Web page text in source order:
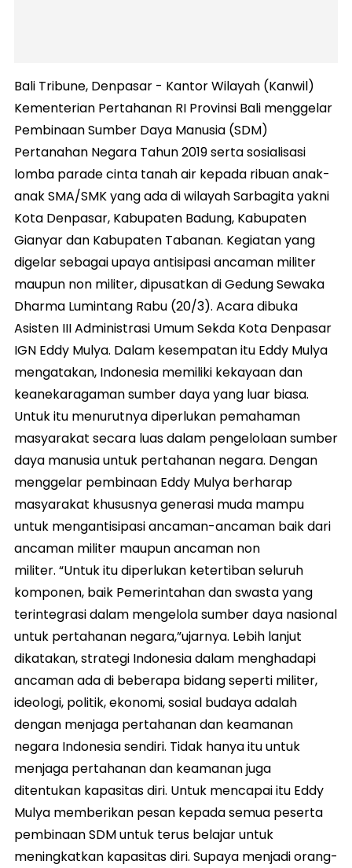
Bali Tribune, Denpasar - Kantor Wilayah (Kanwil)
Kementerian Pertahanan RI Provinsi Bali menggelar
Pembinaan Sumber Daya Manusia (SDM)
Pertanahan Negara Tahun 2019 serta sosialisasi
lomba parade cinta tanah air kepada ribuan anak-
anak SMA/SMK yang ada di wilayah Sarbagita yakni
Kota Denpasar, Kabupaten Badung, Kabupaten
Gianyar dan Kabupaten Tabanan. Kegiatan yang
digelar sebagai upaya antisipasi ancaman militer
maupun non militer, dipusatkan di Gedung Sewaka
Dharma Lumintang Rabu (20/3). Acara dibuka
Asisten III Administrasi Umum Sekda Kota Denpasar
IGN Eddy Mulya. Dalam kesempatan itu Eddy Mulya
mengatakan, Indonesia memiliki kekayaan dan
keanekaragaman sumber daya yang luar biasa.
Untuk itu menurutnya diperlukan pemahaman
masyarakat secara luas dalam pengelolaan sumber
daya manusia untuk pertahanan negara. Dengan
menggelar pembinaan Eddy Mulya berharap
masyarakat khususnya generasi muda mampu
untuk mengantisipasi ancaman-ancaman baik dari
ancaman militer maupun ancaman non
militer. “Untuk itu diperlukan ketertiban seluruh
komponen, baik Pemerintahan dan swasta yang
terintegrasi dalam mengelola sumber daya nasional
untuk pertahanan negara,”ujarnya. Lebih lanjut
dikatakan, strategi Indonesia dalam menghadapi
ancaman ada di beberapa bidang seperti militer,
ideologi, politik, ekonomi, sosial budaya adalah
dengan menjaga pertahanan dan keamanan
negara Indonesia sendiri. Tidak hanya itu untuk
menjaga pertahanan dan keamanan juga
ditentukan kapasitas diri. Untuk mencapai itu Eddy
Mulya memberikan pesan kepada semua peserta
pembinaan SDM untuk terus belajar untuk
meningkatkan kapasitas diri. Supaya menjadi orang-